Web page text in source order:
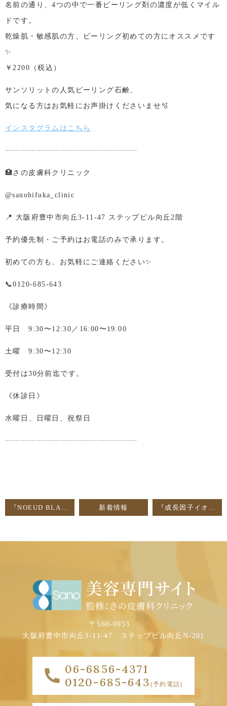
名前の通り、4つの中で一番ピーリング剤の濃度が低くマイル
ドです。
乾燥肌・敏感肌の方、ピーリング初めての方にオススメです
✨
￥2200（税込）
サンソリットの人気ピーリング石鹸、
気になる方はお気軽にお声掛けくださいませ🫧
インスタグラムはこちら
┈┈┈┈┈┈┈┈┈┈┈┈┈┈┈┈┈
🏥さの皮膚科クリニック
@sanohifuka_clinic
📍 大阪府豊中市向丘3-11-47 ステップビル向丘2階
予約優先制・ご予約はお電話のみで承ります。
初めての方も、お気軽にご連絡ください✨
📞0120-685-643
《診療時間》
平日 9:30〜12:30／16:00〜19:00
土曜 9:30〜12:30
受付は30分前迄です。
《休診日》
水曜日、日曜日、祝祭日
┈┈┈┈┈┈┈┈┈┈┈┈┈┈┈┈┈
新着情報
〒560-0053
大阪府豊中市向丘3-11-47
ステップビル向丘N-201
06-6856-4371
0120-685-643 (予約電話)